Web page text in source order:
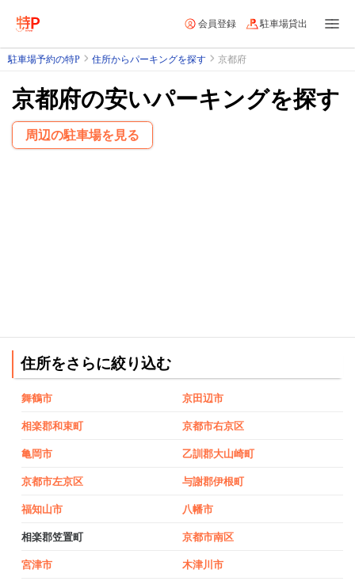
会員登録 駐車場貸出
駐車場予約の特P 住所からパーキングを探す 京都府
京都府の安いパーキングを探す
周辺の駐車場を見る
住所をさらに絞り込む
舞鶴市 京田辺市
相楽郡和束町 京都市右京区
亀岡市 乙訓郡大山崎町
京都市左京区 与謝郡伊根町
福知山市 八幡市
相楽郡笠置町 京都市南区
宮津市 木津川市